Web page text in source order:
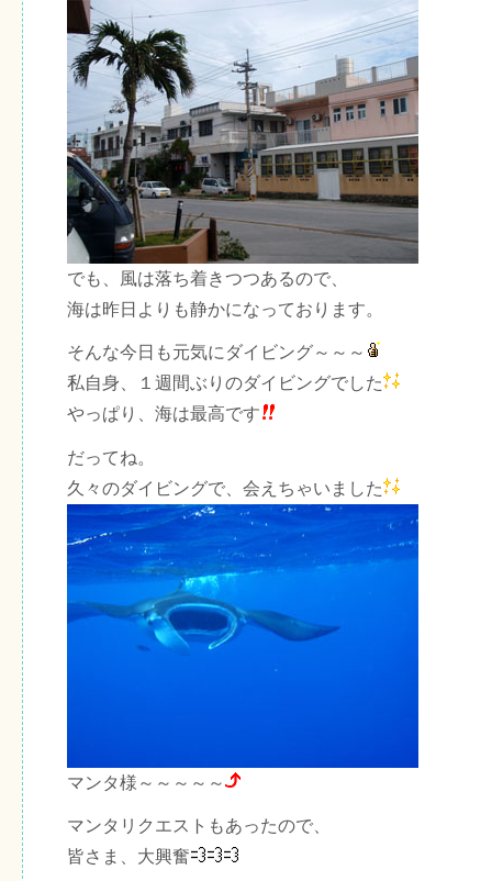
でも、風は落ち着きつつあるので、
海は昨日よりも静かになっております。
そんな今日も元気にダイビング～～～
私自身、１週間ぶりのダイビングでした
やっぱり、海は最高です
だってね。
久々のダイビングで、会えちゃいました
マンタ様～～～～～
マンタリクエストもあったので、
皆さま、大興奮